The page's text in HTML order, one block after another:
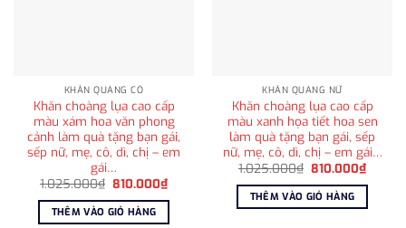
KHĂN QUÀNG CỔ
Khăn choàng lụa cao cấp
màu xám hoa văn phong
cảnh làm quà tặng bạn gái,
sếp nữ, mẹ, cô, dì, chị – em
gái…
1.025.000₫ Giá
là:
1.025.000₫.
810.000₫Giá
tại
THÊM VÀO GIỎ HÀNG
KHĂN QUÀNG NỮ
Khăn choàng lụa cao cấp
màu xanh họa tiết hoa sen
làm quà tặng bạn gái, sếp
nữ, mẹ, cô, dì, chị – em gái…
1.025.000₫ Giá
là:
1.025.000₫.
810.000₫Giá
tại
THÊM VÀO GIỎ HÀNG